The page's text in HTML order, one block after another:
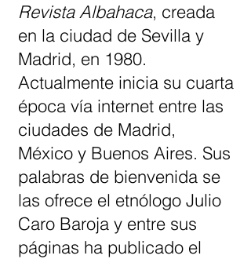
Revista Albahaca, creada
en la ciudad de Sevilla y
Madrid, en 1980.
Actualmente inicia su cuarta
época vía internet entre las
ciudades de Madrid,
México y Buenos Aires. Sus
palabras de bienvenida se
las ofrece el etnólogo Julio
Caro Baroja y entre sus
páginas ha publicado el